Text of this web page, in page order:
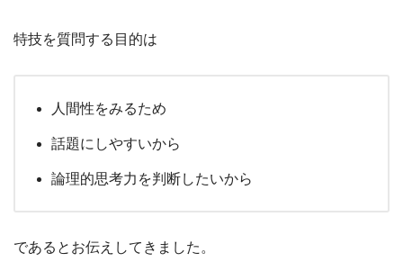
特技を質問する目的は
人間性をみるため
話題にしやすいから
論理的思考力を判断したいから
であるとお伝えしてきました。